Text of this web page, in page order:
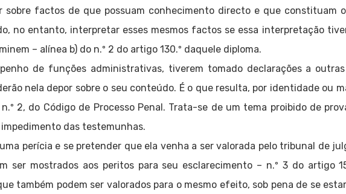
sobre factos de que possuam conhecimento directo e que constituam
no entanto, interpretar esses mesmos factos se essa interpretação
– alínea b) do n.º 2 do artigo 130.º daquele diploma.
de funções administrativas, tiverem tomado declarações a
nela depor sobre o seu conteúdo. É o que resulta, por identidade ou
n.º 2, do Código de Processo Penal. Trata-se de um tema proibido de
das testemunhas.
perícia e se pretender que ela venha a ser valorada pelo tribunal de
ser mostrados aos peritos para seu esclarecimento – n.º 3 do artigo
também podem ser valorados para o mesmo efeito, sob pena de se